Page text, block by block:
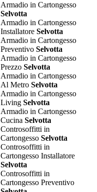
Armadio in Cartongesso
Selvotta
Armadio in Cartongesso
Installatore Selvotta
Armadio in Cartongesso
Preventivo Selvotta
Armadio in Cartongesso
Prezzo Selvotta
Armadio in Cartongesso
Al Metro Selvotta
Armadio in Cartongesso
Living Selvotta
Armadio in Cartongesso
Cucina Selvotta
Controsoffitti in
Cartongesso Selvotta
Controsoffitti in
Cartongesso Installatore
Selvotta
Controsoffitti in
Cartongesso Preventivo